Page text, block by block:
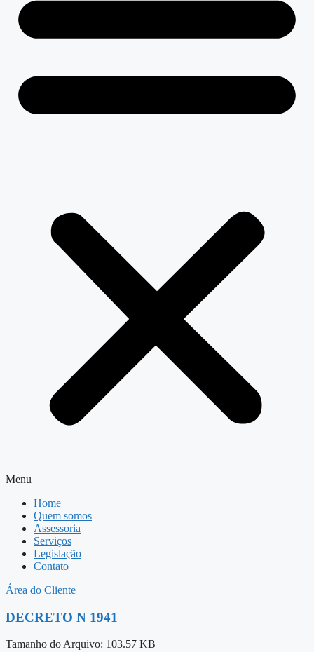
Menu
Home
Quem somos
Assessoria
Serviços
Legislação
Contato
Área do Cliente
DECRETO N 1941
Tamanho do Arquivo: 103.57 KB